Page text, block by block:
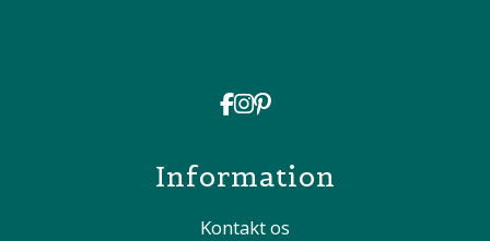
Information
Kontakt os